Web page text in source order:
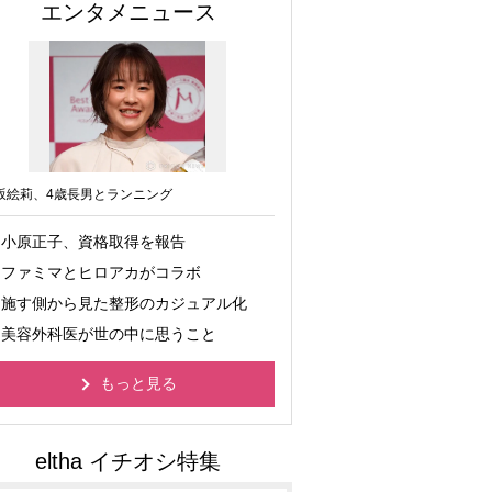
エンタメニュース
絵莉、4歳長男とランニング
小原正子、資格取得を報告
ファミマとヒロアカがコラボ
施す側から見た整形のカジュアル化
美容外科医が世の中に思うこと
もっと見る